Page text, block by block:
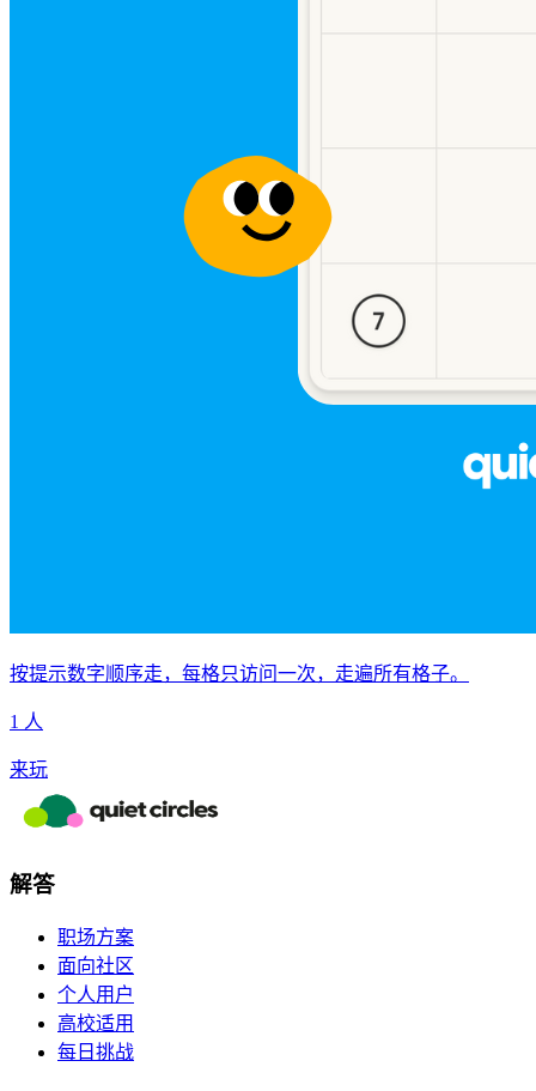
按提示数字顺序走，每格只访问一次，走遍所有格子。
1 人
来玩
解答
职场方案
面向社区
个人用户
高校适用
每日挑战